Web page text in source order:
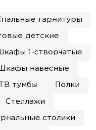
гарнитуры
детские
1-створчатые
Шкафы навесные
ТВ тумбы Полки
Стеллажи
столики